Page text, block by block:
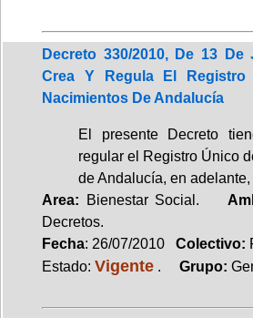
Decreto 330/2010, De 13
Crea Y Regula El
Nacimientos De Andalucía
El presente Decreto
regular el Registro Único
de Andalucía, en
Area: Bienestar Social.
Decretos.
Fecha: 26/07/2010 Colectivo:
Estado: Vigente . Grupo: